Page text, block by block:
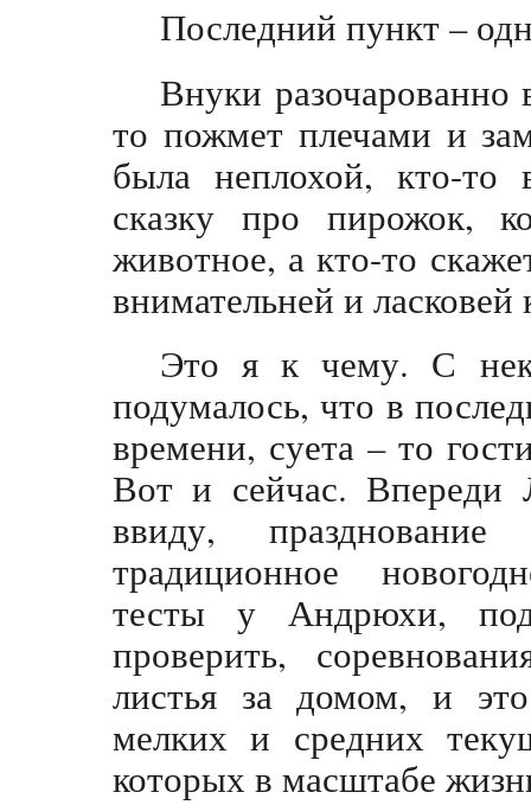
Последний пункт –
Внуки разочарованно
то пожмет плечами и
была неплохой, кто-то
сказку про пирожок,
животное, а кто-то
внимательней и
Это я к чему. С
подумалось, что в
времени, суета – то
Вот и сейчас.
ввиду,
традиционное
тесты у Андрюхи,
проверить,
листья за домом, и
мелких и средних
которых в масштабе